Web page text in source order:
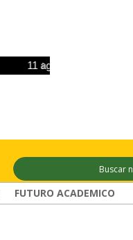
11 ago
FUTURO ACADEMICO